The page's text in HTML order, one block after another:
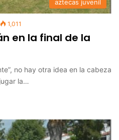
aztecas juvenil
1,011
en la final de la
no hay otra idea en la cabeza
la…